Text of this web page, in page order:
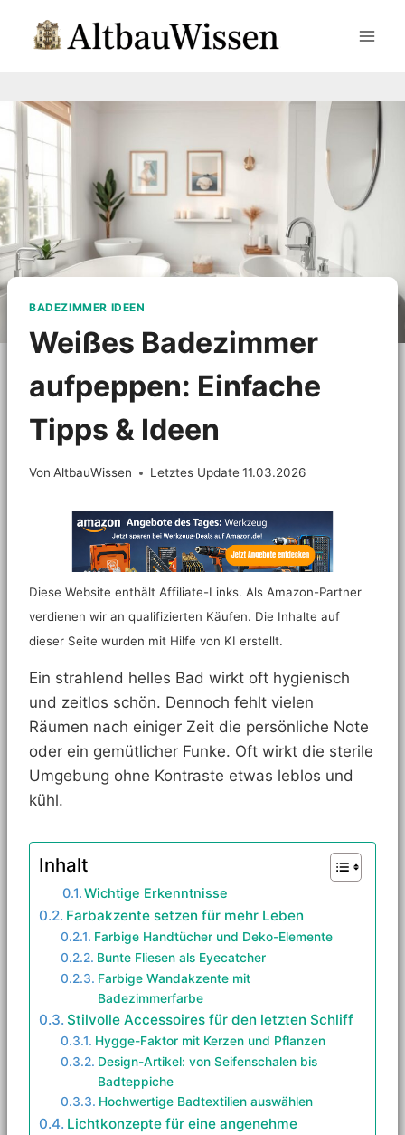
Inhalt
BADEZIMMER IDEEN
Weißes Badezimmer
aufpeppen: Einfache
Tipps & Ideen
Von AltbauWissen Letztes Update 11.03.2026
Diese Website enthält Affiliate-Links. Als Amazon-Partner
verdienen wir an qualifizierten Käufen. Die Inhalte auf
dieser Seite wurden mit Hilfe von KI erstellt.
Ein strahlend helles Bad wirkt oft hygienisch
und zeitlos schön. Dennoch fehlt vielen
Räumen nach einiger Zeit die persönliche Note
oder ein gemütlicher Funke. Oft wirkt die sterile
Umgebung ohne Kontraste etwas leblos und
kühl.
Inhalt
Wichtige Erkenntnisse
Farbakzente setzen für mehr Leben
Farbige Handtücher und Deko-Elemente
Bunte Fliesen als Eyecatcher
Farbige Wandakzente mit
Badezimmerfarbe
Stilvolle Accessoires für den letzten Schliff
Hygge-Faktor mit Kerzen und Pflanzen
Design-Artikel: von Seifenschalen bis
Badteppiche
Hochwertige Badtextilien auswählen
Lichtkonzepte für eine angenehme